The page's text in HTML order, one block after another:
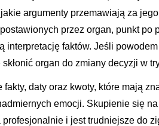
argumenty przemawiają za
przez organ, punkt po
interpretację faktów. Jeśli
skłonić organ do zmiany decyzji w
fakty, daty oraz kwoty, które mają
emocji. Skupienie się
i jest trudniejsze do